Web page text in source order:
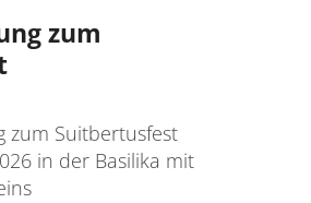
zum
zum Suitbertusfest
in der Basilika mit